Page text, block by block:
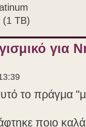
(1 TB)
για
το πράγμα
ποιο